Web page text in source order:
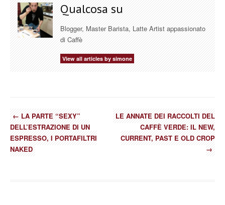
Qualcosa su
Blogger, Master Barista, Latte Artist appassionato
di Caffè
View all articles by simone
←LA PARTE “SEXY”
DELL’ESTRAZIONE DI UN
ESPRESSO, I PORTAFILTRI
NAKED
LE ANNATE DEI RACCOLTI DEL
CAFFÈ VERDE: IL NEW,
CURRENT, PAST E OLD CROP
→